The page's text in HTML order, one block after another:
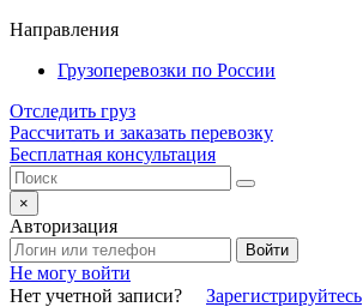
Направления
Грузоперевозки по России
Отследить груз
Рассчитать и заказать перевозку
Бесплатная консультация
×
Авторизация
Войти
Не могу войти
Нет учетной записи?
Зарегистрируйтесь